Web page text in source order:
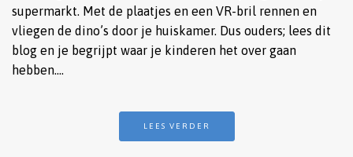
supermarkt. Met de plaatjes en een VR-bril rennen en
vliegen de dino’s door je huiskamer. Dus ouders; lees dit
blog en je begrijpt waar je kinderen het over gaan
hebben….
LEES VERDER